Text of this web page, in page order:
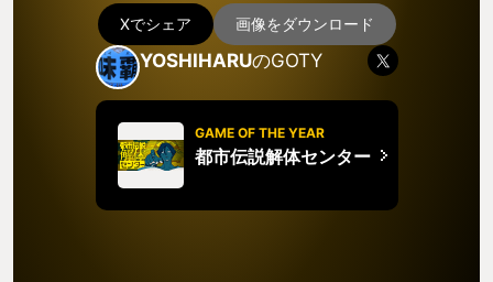
Xでシェア 画像をダウンロード
YOSHIHARUのGOTY
GAME OF THE YEAR
都市伝説解体センター